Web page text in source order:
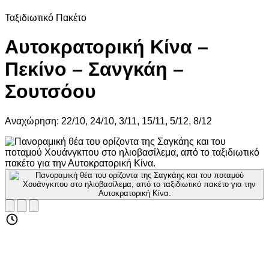
Ταξιδιωτικό Πακέτο
Αυτοκρατορική Κίνα –
Πεκίνο – Σανγκάη –
Σουτσόου
Αναχώρηση: 22/10, 24/10, 3/11, 15/11, 5/12, 8/12